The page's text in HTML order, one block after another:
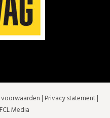
| Privacy statement|
Media